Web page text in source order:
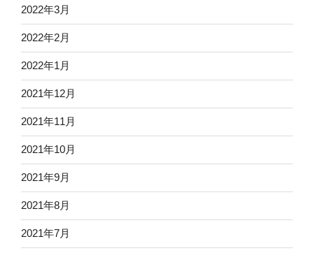
2022年3月
2022年2月
2022年1月
2021年12月
2021年11月
2021年10月
2021年9月
2021年8月
2021年7月